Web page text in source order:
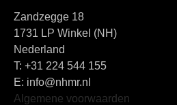
Zandzegge 18
1731 LP Winkel (NH)
Nederland
T: +31 224 544 155
E: info@nhmr.nl
Algemene voorwaarden